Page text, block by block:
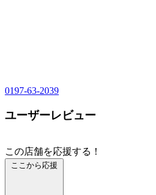
0197-63-2039
ユーザーレビュー
この店舗を応援する！
ここから応援